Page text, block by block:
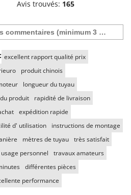
Avis trouvés: 165
excellent rapport qualité prix
produit chinois
longueur du tuyau
produit
rapidité de livraison
expédition rapide
d' utilisation
instructions de montage
mètres de tuyau très satisfait
usage personnel
travaux amateurs
différentes pièces
performance